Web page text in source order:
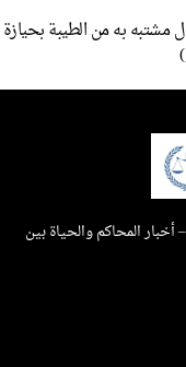
أخبار المحاكم والحياة بين